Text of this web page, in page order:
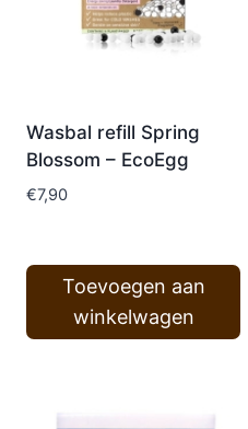
Wasbal refill Spring
Blossom – EcoEgg
€7,90
Toevoegen aan
winkelwagen